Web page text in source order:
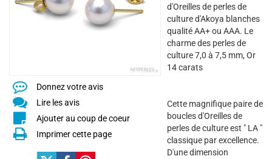
Donnez votre avis
Lire les avis
Ajouter au coup de coeur
Imprimer cette page
d'Oreilles de perles de
culture d'Akoya blanches
qualité AA+ ou AAA. Le
charme des perles de
culture 7,0 à 7,5 mm, Or
14 carats
Cette magnifique paire de
boucles d'Oreilles de
perles de culture est " LA "
classique par excellence.
D'une dimension